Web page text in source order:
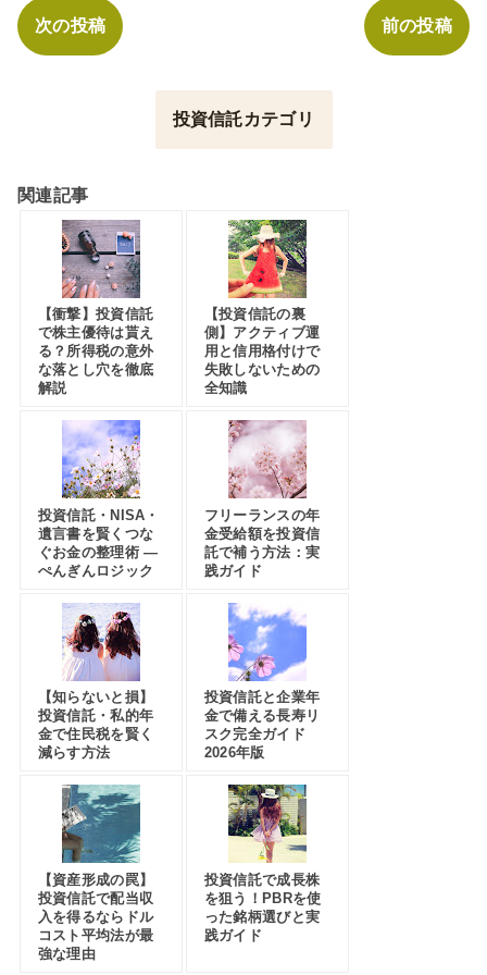
次の投稿 前の投稿
投資信託カテゴリ
関連記事
【衝撃】投資信託
で株主優待は貰え
る？所得税の意外
な落とし穴を徹底
解説
【投資信託の裏
側】アクティブ運
用と信用格付けで
失敗しないための
全知識
投資信託・NISA・
遺言書を賢くつな
ぐお金の整理術 —
ぺんぎんロジック
フリーランスの年
金受給額を投資信
託で補う方法：実
践ガイド
【知らないと損】
投資信託・私的年
金で住民税を賢く
減らす方法
投資信託と企業年
金で備える長寿リ
スク完全ガイド
2026年版
【資産形成の罠】
投資信託で配当収
入を得るならドル
コスト平均法が最
強な理由
投資信託で成長株
を狙う！PBRを使
った銘柄選びと実
践ガイド